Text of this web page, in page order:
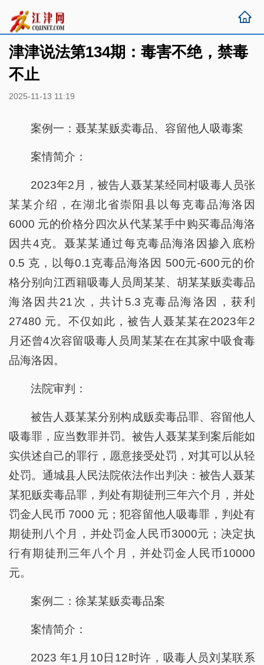
津津说法第134期：毒害不绝，禁毒
不止
2025-11-13 11:19
案例一：聂某某贩卖毒品、容留他人吸毒案
案情简介：
2023年2月，被告人聂某某经同村吸毒人员张
某某介绍，在湖北省崇阳县以每克毒品海洛因
6000 元的价格分四次从代某某手中购买毒品海洛
因共4克。聂某某通过每克毒品海洛因掺入底粉
0.5 克，以每0.1克毒品海洛因 500元-600元的价
格分别向江西籍吸毒人员周某某、胡某某贩卖毒品
海洛因共21次，共计5.3克毒品海洛因，获利
27480 元。不仅如此，被告人聂某某在2023年2
月还曾4次容留吸毒人员周某某在在其家中吸食毒
品海洛因。
法院审判：
被告人聂某某分别构成贩卖毒品罪、容留他人
吸毒罪，应当数罪并罚。被告人聂某某到案后能如
实供述自己的罪行，愿意接受处罚，对其可以从轻
处罚。通城县人民法院依法作出判决：被告人聂某
某犯贩卖毒品罪，判处有期徒刑三年六个月，并处
罚金人民币 7000 元；犯容留他人吸毒罪，判处有
期徒刑八个月，并处罚金人民币3000元；决定执
行有期徒刑三年八个月，并处罚金人民币10000
元。
案例二：徐某某贩卖毒品案
案情简介：
2023 年1月10日12时许，吸毒人员刘某联系